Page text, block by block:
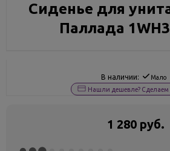
Сиденье для
Паллада
В наличии: Мало
Нашли дешевле? Сделаем
1 280 руб.